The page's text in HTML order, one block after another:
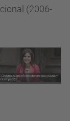
(2006-